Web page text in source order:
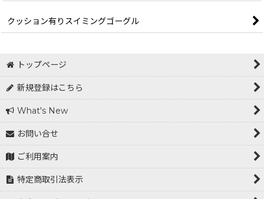
クッション有りスイミングゴーグル
トップページ
新規登録はこちら
What's New
お問い合せ
ご利用案内
特定商取引法表示